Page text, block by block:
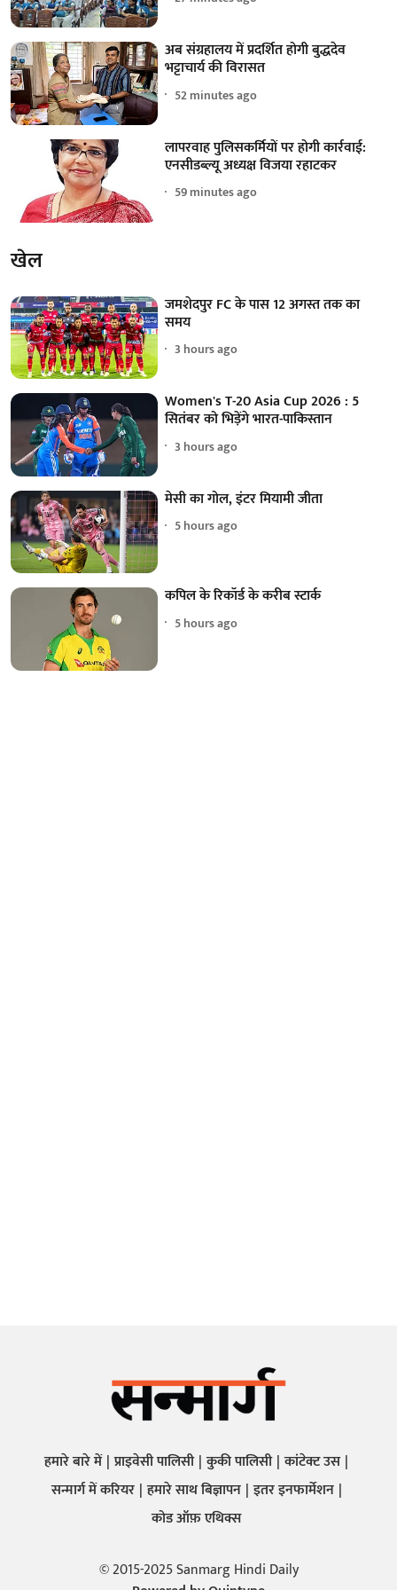
अब संग्रहालय में प्रदर्शित होगी बुद्धदेव
भट्टाचार्य की विरासत
52 minutes ago
लापरवाह पुलिसकर्मियों पर होगी कार्रवाई:
एनसीडब्ल्यू अध्यक्ष विजया रहाटकर
59 minutes ago
खेल
जमशेदपुर FC के पास 12 अगस्त तक का
समय
3 hours ago
Women's T-20 Asia Cup 2026 : 5
सितंबर को भिड़ेंगे भारत-पाकिस्तान
3 hours ago
मेसी का गोल, इंटर मियामी जीता
5 hours ago
कपिल के रिकॉर्ड के करीब स्टार्क
5 hours ago
हमारे बारे में प्राइवेसी पालिसी कुकी पालिसी कांटेक्ट उस
सन्मार्ग में करियर हमारे साथ बिज्ञापन इतर इनफार्मेशन
कोड ऑफ़ एथिक्स
© 2015-2025 Sanmarg Hindi Daily